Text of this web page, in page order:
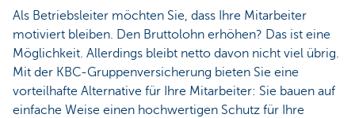
Als Betriebsleiter möchten Sie, dass Ihre Mitarbeiter
motiviert bleiben. Den Bruttolohn erhöhen? Das ist eine
Möglichkeit. Allerdings bleibt netto davon nicht viel übrig.
Mit der KBC-Gruppenversicherung bieten Sie eine
vorteilhafte Alternative für Ihre Mitarbeiter: Sie bauen auf
einfache Weise einen hochwertigen Schutz für Ihre